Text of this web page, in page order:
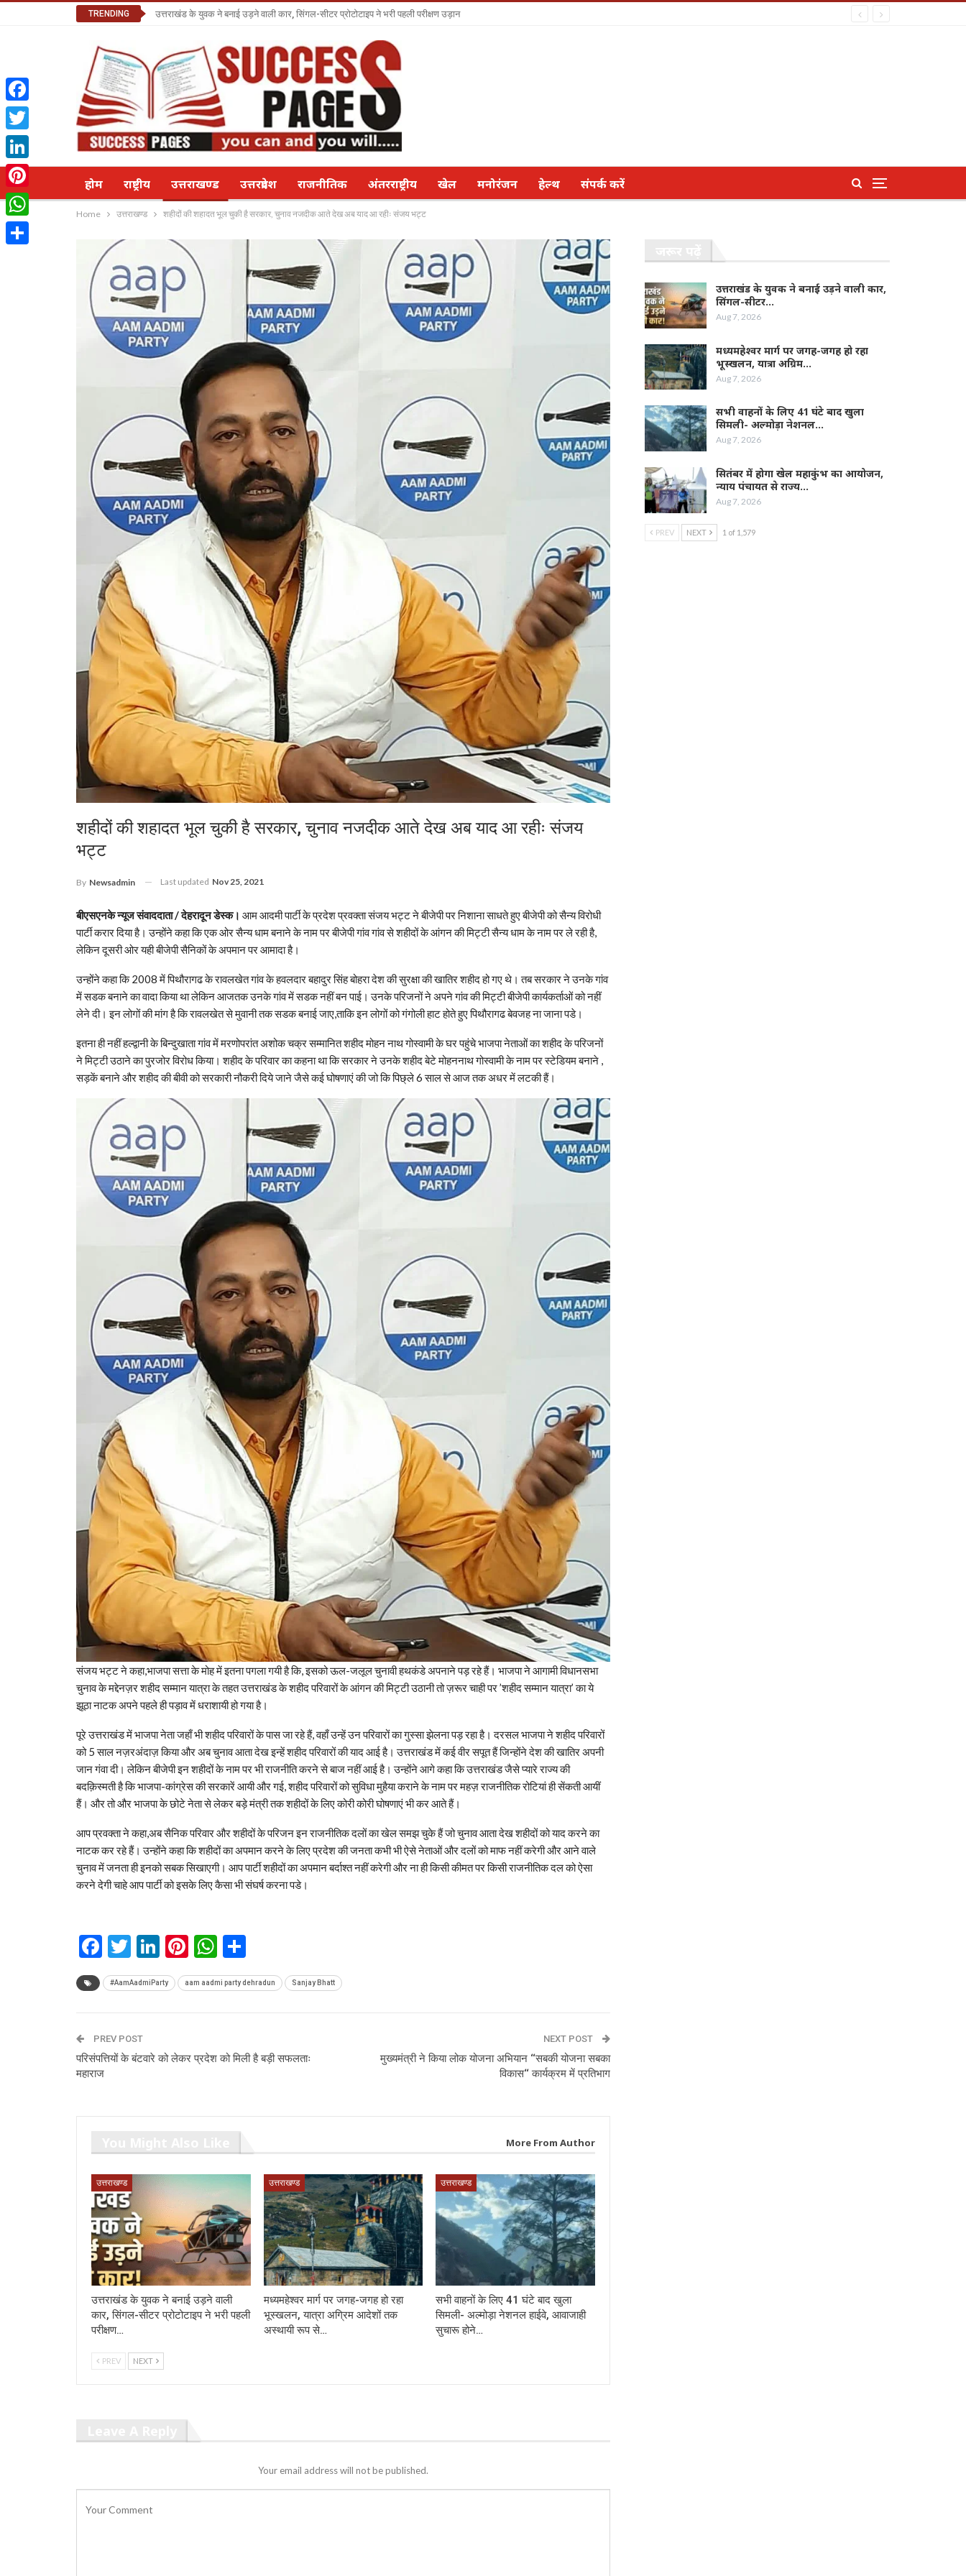
TRENDING उत्तराखंड के युवक ने बनाई उड़ने वाली कार, सिंगल-सीटर प्रोटोटाइप ने भरी पहली परीक्षण उड़ान
होम राष्ट्रीय उत्तराखण्ड उत्तरप्रदेश राजनीतिक अंतरराष्ट्रीय खेल मनोरंजन हेल्थ संपर्क करें
Home उत्तराखण्ड शहीदों की शहादत भूल चुकी है सरकार, चुनाव नजदीक आते देख अब याद आ रहीः संजय भट्ट
शहीदों की शहादत भूल चुकी है सरकार, चुनाव नजदीक आते देख अब याद आ रहीः संजय
भट्ट
By Newsadmin Last updated Nov 25, 2021
बीएसएनके न्यूज संवाददाता / देहरादून डेस्क। आम आदमी पार्टी के प्रदेश प्रवक्ता संजय भट्ट ने बीजेपी पर निशाना साधते हुए बीजेपी को सैन्य विरोधी
पार्टी करार दिया है। उन्होंने कहा कि एक ओर सैन्य धाम बनाने के नाम पर बीजेपी गांव गांव से शहीदों के आंगन की मिट्टी सैन्य धाम के नाम पर ले रही है,
लेकिन दूसरी ओर यही बीजेपी सैनिकों के अपमान पर आमादा है।
उन्होंने कहा कि 2008 में पिथौरागढ के रावलखेत गांव के हवलदार बहादुर सिंह बोहरा देश की सुरक्षा की खातिर शहीद हो गए थे। तब सरकार ने उनके गांव
में सडक बनाने का वादा किया था लेकिन आजतक उनके गांव में सडक नहीं बन पाई। उनके परिजनों ने अपने गांव की मिट्टी बीजेपी कार्यकर्ताओं को नहीं
लेने दी। इन लोगों की मांग है कि रावलखेत से मुवानी तक सडक बनाई जाए,ताकि इन लोगों को गंगोली हाट होते हुए पिथौरागढ बेवजह ना जाना पडे।
इतना ही नहीं हल्द्वानी के बिन्दुखाता गांव में मरणोपरांत अशोक चक्र सम्मानित शहीद मोहन नाथ गोस्वामी के घर पहुंचे भाजपा नेताओं का शहीद के परिजनों
ने मिट्टी उठाने का पुरजोर विरोध किया। शहीद के परिवार का कहना था कि सरकार ने उनके शहीद बेटे मोहननाथ गोस्वामी के नाम पर स्टेडियम बनाने ,
सड़कें बनाने और शहीद की बीवी को सरकारी नौकरी दिये जाने जैसे कई घोषणाएं की जो कि पिछ्ले 6 साल से आज तक अधर में लटकी हैं।
संजय भट्ट ने कहा,भाजपा सत्ता के मोह में इतना पगला गयी है कि, इसको ऊल-जलूल चुनावी हथकंडे अपनाने पड़ रहे हैं। भाजपा ने आगामी विधानसभा
चुनाव के मद्देनज़र शहीद सम्मान यात्रा के तहत उत्तराखंड के शहीद परिवारों के आंगन की मिट्टी उठानी तो ज़रूर चाही पर ’शहीद सम्मान यात्रा’ का ये
झूठा नाटक अपने पहले ही पड़ाव में धराशायी हो गया है।
पूरे उत्तराखंड में भाजपा नेता जहाँ भी शहीद परिवारों के पास जा रहे हैं, वहाँ उन्हें उन परिवारों का गुस्सा झेलना पड़ रहा है। दरसल भाजपा ने शहीद परिवारों
को 5 साल नज़रअंदाज़ किया और अब चुनाव आता देख इन्हें शहीद परिवारों की याद आई है। उत्तराखंड में कई वीर सपूत हैं जिन्होंने देश की खातिर अपनी
जान गंवा दी। लेकिन बीजेपी इन शहीदों के नाम पर भी राजनीति करने से बाज नहीं आई है। उन्होंने आगे कहा कि उत्तराखंड जैसे प्यारे राज्य की
बदक़िस्मती है कि भाजपा-कांग्रेस की सरकारें आयी और गई, शहीद परिवारों को सुविधा मुहैया कराने के नाम पर महज़ राजनीतिक रोटियां ही सेंकती आयीं
हैं। और तो और भाजपा के छोटे नेता से लेकर बड़े मंत्री तक शहीदों के लिए कोरी कोरी घोषणाएं भी कर आते हैं।
आप प्रवक्ता ने कहा,अब सैनिक परिवार और शहीदों के परिजन इन राजनीतिक दलों का खेल समझ चुके हैं जो चुनाव आता देख शहीदों को याद करने का
नाटक कर रहे हैं। उन्होंने कहा कि शहीदों का अपमान करने के लिए प्रदेश की जनता कभी भी ऐसे नेताओं और दलों को माफ नहीं करेगी और आने वाले
चुनाव में जनता ही इनको सबक सिखाएगी। आप पार्टी शहीदों का अपमान बर्दाश्त नहीं करेगी और ना ही किसी कीमत पर किसी राजनीतिक दल को ऐसा
करने देगी चाहे आप पार्टी को इसके लिए कैसा भी संघर्ष करना पडे।
Facebook
Twitter
LinkedIn
Pinterest
WhatsApp
#AamAadmiParty aam aadmi party dehradun Sanjay Bhatt
PREV POST
परिसंपत्तियों के बंटवारे को लेकर प्रदेश को मिली है बड़ी सफलताः
महाराज
NEXT POST
मुख्यमंत्री ने किया लोक योजना अभियान ‘‘सबकी योजना सबका
विकास‘‘ कार्यक्रम में प्रतिभाग
More From Author
उत्तराखण्ड
उत्तराखंड के युवक ने बनाई उड़ने वाली
कार, सिंगल-सीटर प्रोटोटाइप ने भरी पहली
परीक्षण…
उत्तराखण्ड
मध्यमहेश्वर मार्ग पर जगह-जगह हो रहा
भूस्खलन, यात्रा अग्रिम आदेशों तक
अस्थायी रूप से…
उत्तराखण्ड
सभी वाहनों के लिए 41 घंटे बाद खुला
सिमली- अल्मोड़ा नेशनल हाईवे, आवाजाही
सुचारू होने…
PREV NEXT
Your email address will not be published.
उत्तराखंड के युवक ने बनाई उड़ने वाली कार,
सिंगल-सीटर…
Aug 7, 2026
मध्यमहेश्वर मार्ग पर जगह-जगह हो रहा
भूस्खलन, यात्रा अग्रिम…
Aug 7, 2026
सभी वाहनों के लिए 41 घंटे बाद खुला
सिमली- अल्मोड़ा नेशनल…
Aug 7, 2026
सितंबर में होगा खेल महाकुंभ का आयोजन,
न्याय पंचायत से राज्य…
Aug 7, 2026
PREV NEXT 1 of 1,579
Facebook
Twitter
LinkedIn
Pinterest
WhatsApp